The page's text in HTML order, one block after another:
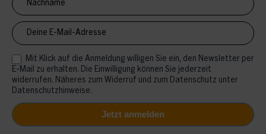
Mit Klick auf die Anmeldung willigen Sie ein, den Newsletter per
E-Mail zu erhalten. Die Einwilligung können Sie jederzeit
widerrufen. Näheres zum Widerruf und zum Datenschutz unter
Datenschutzhinweise.